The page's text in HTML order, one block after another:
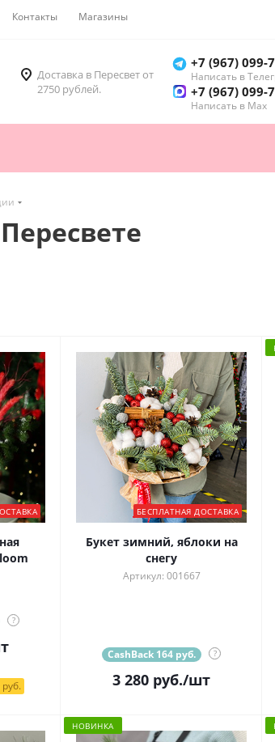
Контакты Магазины
Доставка в Пересвет от
2750 рублей.
+7 (967) 099-
Написать в
+7 (967) 099-
Написать в Мах
?
БЕСПЛАТНАЯ ДОСТАВКА
Букет зимний, яблоки на
снегу
Артикул: 001667
CashBack 164 руб. ?
3 280 руб./шт
НОВИНКА